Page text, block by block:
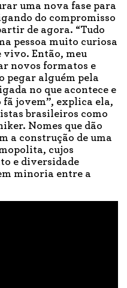
uma nova fase para
do compromisso
de agora. “Tudo
pessoa muito curiosa
vivo. Então, meu
novos formatos e
pegar alguém pela
no que acontece e
fã jovem”, explica ela,
brasileiros como
Nomes que dão
a construção de uma
cujos
e diversidade
minoria entre a